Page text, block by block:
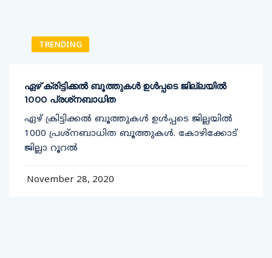
TRENDING
ഏഴ് ക്രിട്ടിക്കല്‍ ബൂത്തുകള്‍ ഉള്‍പ്പടെ ജില്ലയില്‍
1000 പ്രശ്‌നബാധിത
ഏഴ് ക്രിട്ടിക്കല്‍ ബൂത്തുകള്‍ ഉള്‍പ്പടെ ജില്ലയില്‍
1000 പ്രശ്‌നബാധിത ബൂത്തുകള്‍. കോഴിക്കോട്
ജില്ലാ റൂറല്‍
November 28, 2020